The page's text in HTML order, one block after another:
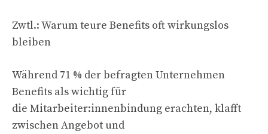
Zwtl.: Warum teure Benefits oft wirkungslos
bleiben
Während 71 % der befragten Unternehmen
Benefits als wichtig für
die Mitarbeiter:innenbindung erachten, klafft
zwischen Angebot und